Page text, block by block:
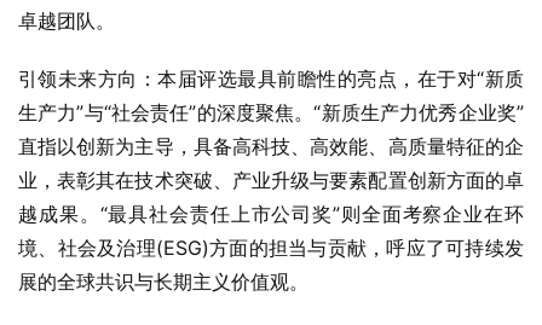
卓越团队。
引领未来方向：本届评选最具前瞻性的亮点，在于对“新质
生产力”与“社会责任”的深度聚焦。“新质生产力优秀企业奖”
直指以创新为主导，具备高科技、高效能、高质量特征的企
业，表彰其在技术突破、产业升级与要素配置创新方面的卓
越成果。“最具社会责任上市公司奖”则全面考察企业在环
境、社会及治理(ESG)方面的担当与贡献，呼应了可持续发
展的全球共识与长期主义价值观。